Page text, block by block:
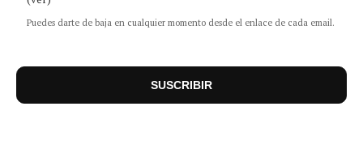
Puedes darte de baja en cualquier momento desde el enlace de cada email.